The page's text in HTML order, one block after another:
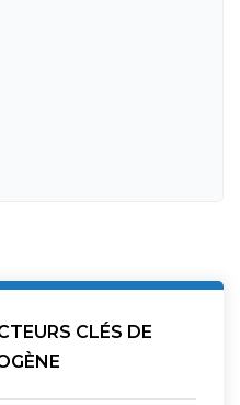
CLÉS DE